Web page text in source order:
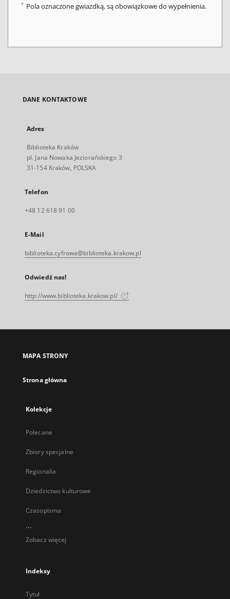
* Pola oznaczone gwiazdką, są obowiązkowe do wypełnienia.
DANE KONTAKTOWE
Adres
Biblioteka Kraków
pl. Jana Nowaka Jeziorańskiego 3
31-154 Kraków, POLSKA
Telefon
+48 12 618 91 00
E-Mail
biblioteka.cyfrowa@biblioteka.krakow.pl
Odwiedź nas!
http://www.biblioteka.krakow.pl/
MAPA STRONY
Strona główna
Kolekcje
Polecane
Zbiory specjalne
Regionalia
Dziedzictwo kulturowe
Czasopisma
...
Zobacz więcej
Indeksy
Tytuł